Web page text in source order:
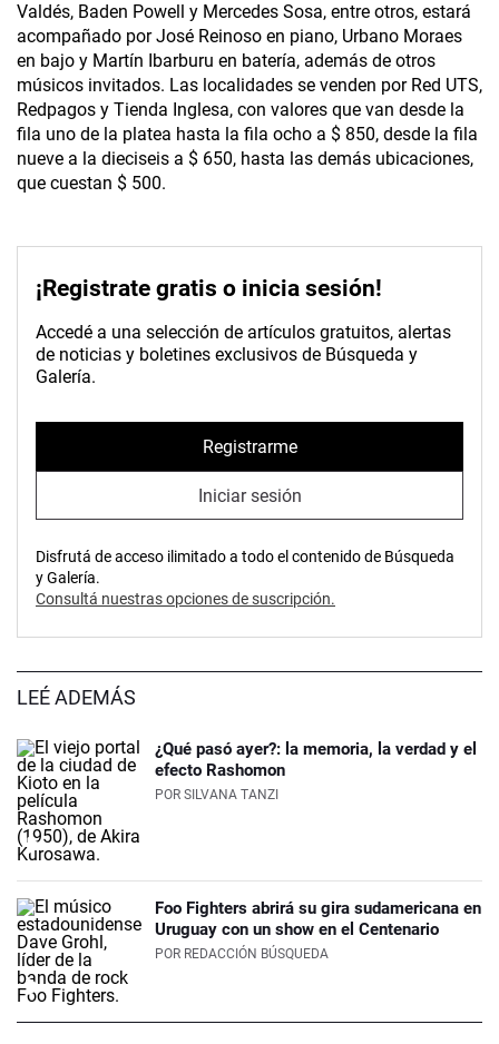
Valdés, Baden Powell y Mercedes Sosa, entre otros, estará
acompañado por José Reinoso en piano, Urbano Moraes
en bajo y Martín Ibarburu en batería, además de otros
músicos invitados. Las localidades se venden por Red UTS,
Redpagos y Tienda Inglesa, con valores que van desde la
fila uno de la platea hasta la fila ocho a $ 850, desde la fila
nueve a la dieciseis a $ 650, hasta las demás ubicaciones,
que cuestan $ 500.
¡Registrate gratis o inicia sesión!
Accedé a una selección de artículos gratuitos, alertas
de noticias y boletines exclusivos de Búsqueda y
Galería.
Registrarme
Iniciar sesión
Disfrutá de acceso ilimitado a todo el contenido de Búsqueda
y Galería.
Consultá nuestras opciones de suscripción.
LEÉ ADEMÁS
¿Qué pasó ayer?: la memoria, la verdad y el
efecto Rashomon
POR SILVANA TANZI
Foo Fighters abrirá su gira sudamericana en
Uruguay con un show en el Centenario
POR REDACCIÓN BÚSQUEDA